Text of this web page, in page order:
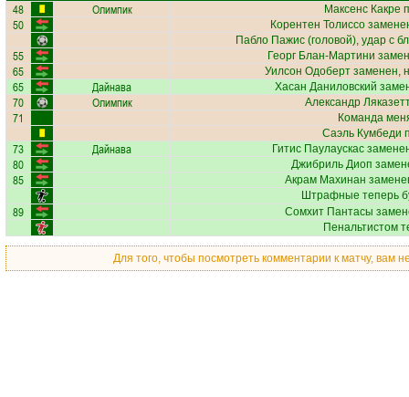
48 Олимпик Максенс Какре
50 Корентен Толиссо
Пабло Пажис (головой), удар с
55 Георг Блан-Мартини
65 Уилсон Одоберт заменен,
65 Дайнава Хасан Даниловский
70 Олимпик Александр Ляказетт
71
Команда
Саэль Кумбеди
73 Дайнава Гитис Паулаускас
80 Джибриль Диоп
85 Акрам Махинан
Штрафные теперь
89 Сомхит Пантасы
Пенальтистом
Для того, чтобы посмотреть комментарии к матчу, вам